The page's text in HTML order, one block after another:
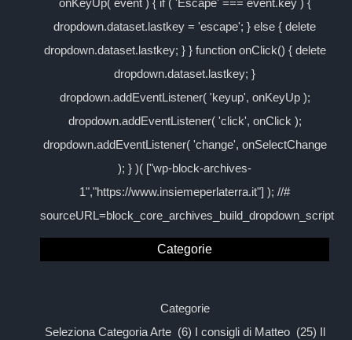
onKeyUp( event ) { if ( 'Escape' === event.key ) {
dropdown.dataset.lastkey = 'escape'; } else { delete
dropdown.dataset.lastkey; } } function onClick() { delete
dropdown.dataset.lastkey; }
dropdown.addEventListener( 'keyup', onKeyUp );
dropdown.addEventListener( 'click', onClick );
dropdown.addEventListener( 'change', onSelectChange
); } )( ["wp-block-archives-
1","https://www.insiemeperlaterra.it"] ); //#
sourceURL=block_core_archives_build_dropdown_script
Categorie
Categorie
Seleziona Categoria Arte (6) I consigli di Matteo (25) Il